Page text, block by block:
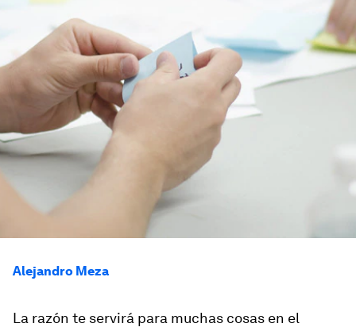
Alejandro Meza
La razón te servirá para muchas cosas en el